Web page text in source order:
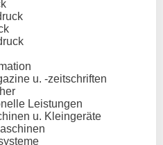
u. -zeitschriften
Leistungen
u. Kleingeräte